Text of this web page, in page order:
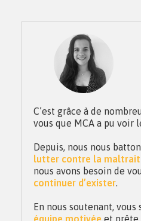
C’est grâce à de
vous que MCA a pu voir
Depuis, nous nous
lutter contre la
nous avons besoin de
continuer d’exister.
En nous soutenant, vous